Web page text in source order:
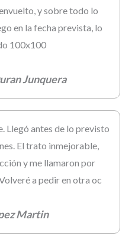
y sobre todo lo
en la fecha prevista, lo
100x100
Junquera
Llegó antes de lo previsto
El trato inmejorable,
y me llamaron por
a pedir en otra oc
Martin